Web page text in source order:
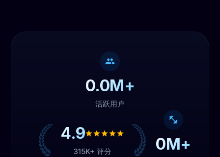
0.0M+
活跃用户
4.9
315K+ 评分 0M+